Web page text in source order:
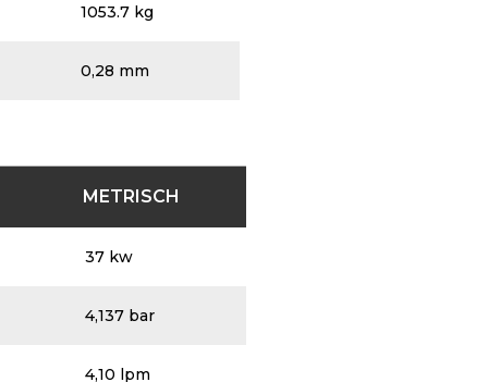
1053.7 kg
0,28 mm
METRISCH
37 kw
4,137 bar
4,10 lpm